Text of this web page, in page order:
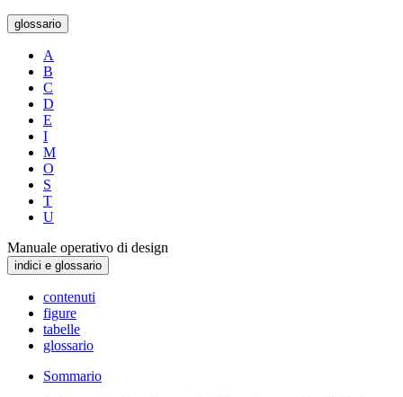
glossario
A
B
C
D
E
I
M
O
S
T
U
Manuale operativo di design
indici e glossario
contenuti
figure
tabelle
glossario
Sommario